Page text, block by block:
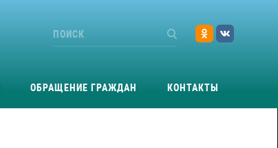
ОБРАЩЕНИЕ ГРАЖДАН КОНТАКТЫ